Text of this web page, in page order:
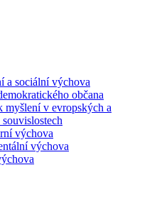
a sociální výchova
občana
myšlení v evropských a
výchova
výchova